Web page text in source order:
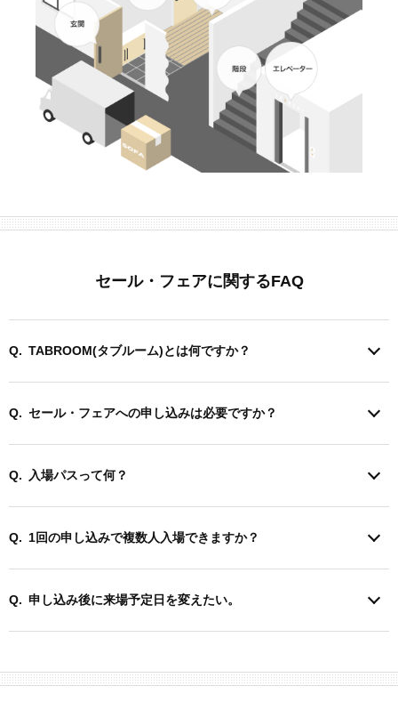
セール・フェアに関するFAQ
TABROOM(タブルーム)とは何ですか？
セール・フェアへの申し込みは必要ですか？
入場パスって何？
1回の申し込みで複数人入場できますか？
申し込み後に来場予定日を変えたい。